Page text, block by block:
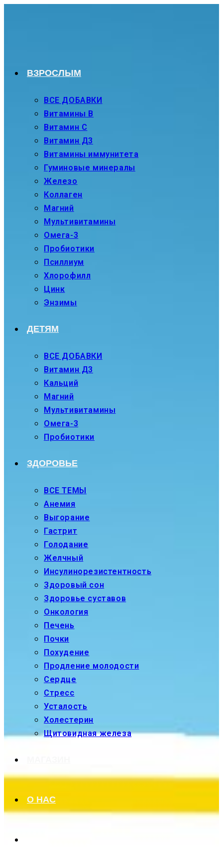
ВЗРОСЛЫМ
ВСЕ ДОБАВКИ
Витамины В
Витамин С
Витамин Д3
Витамины иммунитета
Гуминовые минералы
Железо
Коллаген
Магний
Мультивитамины
Омега-3
Пробиотики
Псиллиум
Хлорофилл
Цинк
Энзимы
ДЕТЯМ
ВСЕ ДОБАВКИ
Витамин Д3
Кальций
Магний
Мультивитамины
Омега-3
Пробиотики
ЗДОРОВЬЕ
ВСЕ ТЕМЫ
Анемия
Выгорание
Гастрит
Голодание
Желчный
Инсулинорезистентность
Здоровый сон
Здоровье суставов
Онкология
Печень
Почки
Похудение
Продление молодости
Сердце
Стресс
Усталость
Холестерин
Щитовидная железа
О НАС